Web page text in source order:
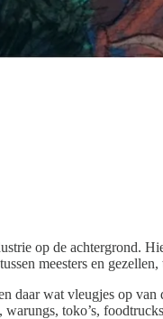
op de achtergrond.
meesters en gezellen,
daar wat vleugjes op
toko’s,